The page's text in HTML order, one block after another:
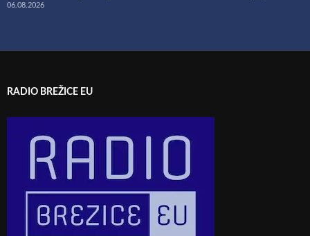
06.08.2026
RADIO BREŽICE EU